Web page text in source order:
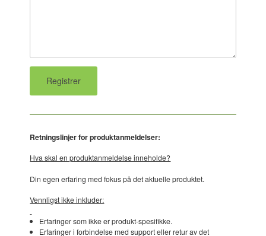
Retningslinjer for produktanmeldelser:
Hva skal en produktanmeldelse inneholde?
Din egen erfaring med fokus på det aktuelle produktet.
Vennligst ikke inkluder:
Erfaringer som ikke er produkt-spesifikke.
Erfaringer i forbindelse med support eller retur av det